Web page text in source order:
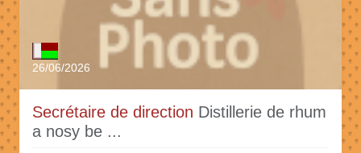
26/06/2026
Secrétaire de direction Distillerie de rhum
a nosy be ...